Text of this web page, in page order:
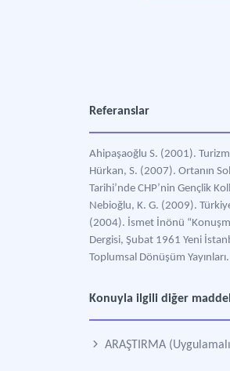
Referanslar
Ahipaşaoğlu S. (2001).
Hürkan, S. (2007). Ortanın
Tarihi’nde CHP’nin Gençlik
Nebioğlu, K. G. (2009).
(2004). İsmet İnönü
Dergisi, Şubat 1961 Yeni
Toplumsal Dönüşüm Yayınları.
Konuyla ilgili diğer
ARAŞTIRMA